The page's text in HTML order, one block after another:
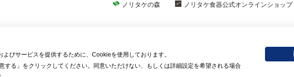
ノリタケの森 ノリタケ食器公式オンラインショップ
びサービスを提供するために、Cookieを使用しております。
する」をクリックしてください。​同意いただけない、もしくは詳細設定を希望される場合